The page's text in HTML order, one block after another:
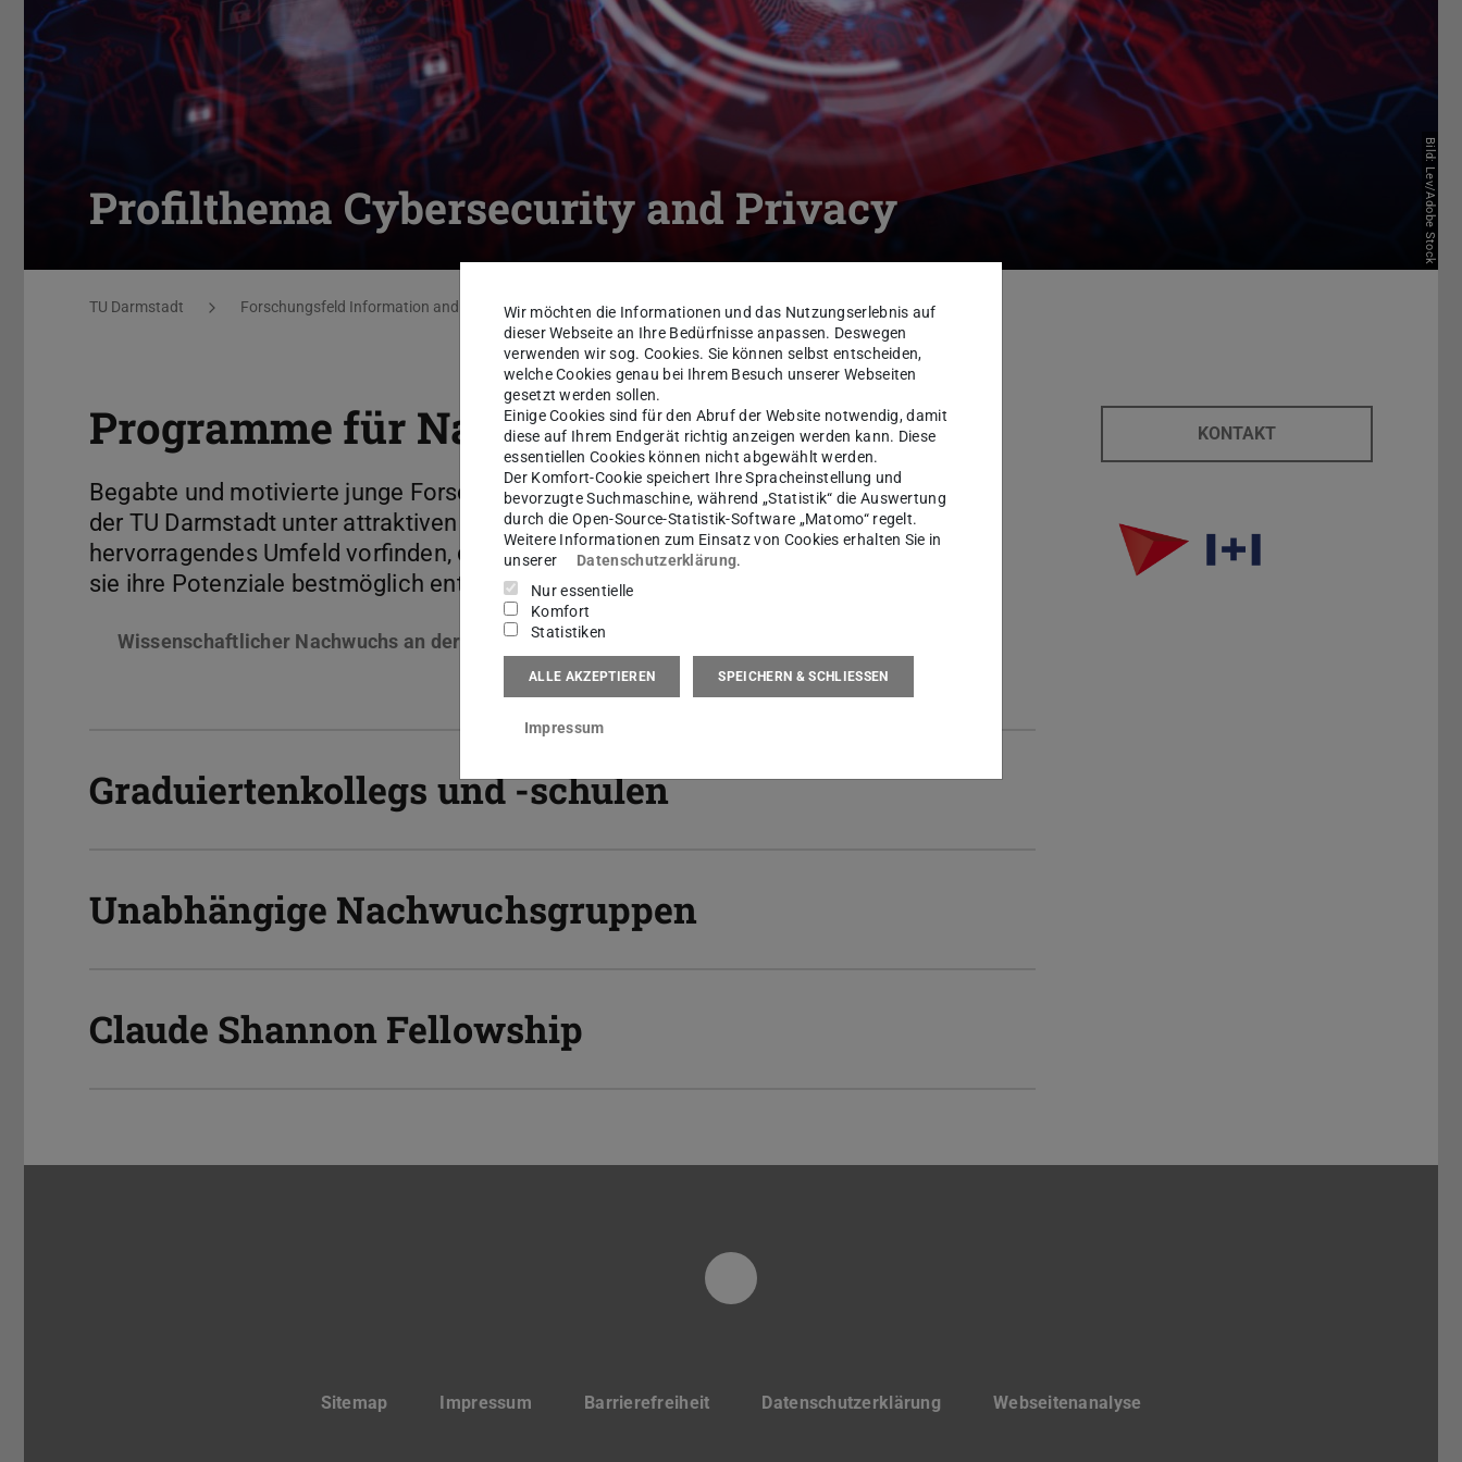
Profilthema Cybersecurity and Privacy Bild: Lev/Adobe Stock
Sie befinden sich hier:
TU Darmstadt Forschungsfeld Information and Intelligence Profilthemen Cybersecurity and Privacy
Programme für Nachwuchsforschende
Begabte und motivierte junge Forschende aller Entwicklungsstufen sollen an
der TU Darmstadt unter attraktiven Arbeits- und Karrierebedingungen ein
hervorragendes Umfeld vorfinden, das sie selbst aktiv mitgestalten und in dem
sie ihre Potenziale bestmöglich entfalten können.
Wissenschaftlicher Nachwuchs an der TU Darmstadt
Graduiertenkollegs und -schulen
Unabhängige Nachwuchsgruppen
Claude Shannon Fellowship
KONTAKT
LinkedIn | Forschungsfeld I+I
Sitemap Impressum Barrierefreiheit Datenschutzerklärung Webseitenanalyse
Wir möchten die Informationen und das Nutzungserlebnis auf
dieser Webseite an Ihre Bedürfnisse anpassen. Deswegen
verwenden wir sog. Cookies. Sie können selbst entscheiden,
welche Cookies genau bei Ihrem Besuch unserer Webseiten
gesetzt werden sollen.
Einige Cookies sind für den Abruf der Website notwendig, damit
diese auf Ihrem Endgerät richtig anzeigen werden kann. Diese
essentiellen Cookies können nicht abgewählt werden.
Der Komfort-Cookie speichert Ihre Spracheinstellung und
bevorzugte Suchmaschine, während „Statistik“ die Auswertung
durch die Open-Source-Statistik-Software „Matomo“ regelt.
Weitere Informationen zum Einsatz von Cookies erhalten Sie in
unserer
Datenschutzerklärung.
Nur essentielle
Komfort
Statistiken
ALLE AKZEPTIEREN SPEICHERN & SCHLIESSEN
Impressum